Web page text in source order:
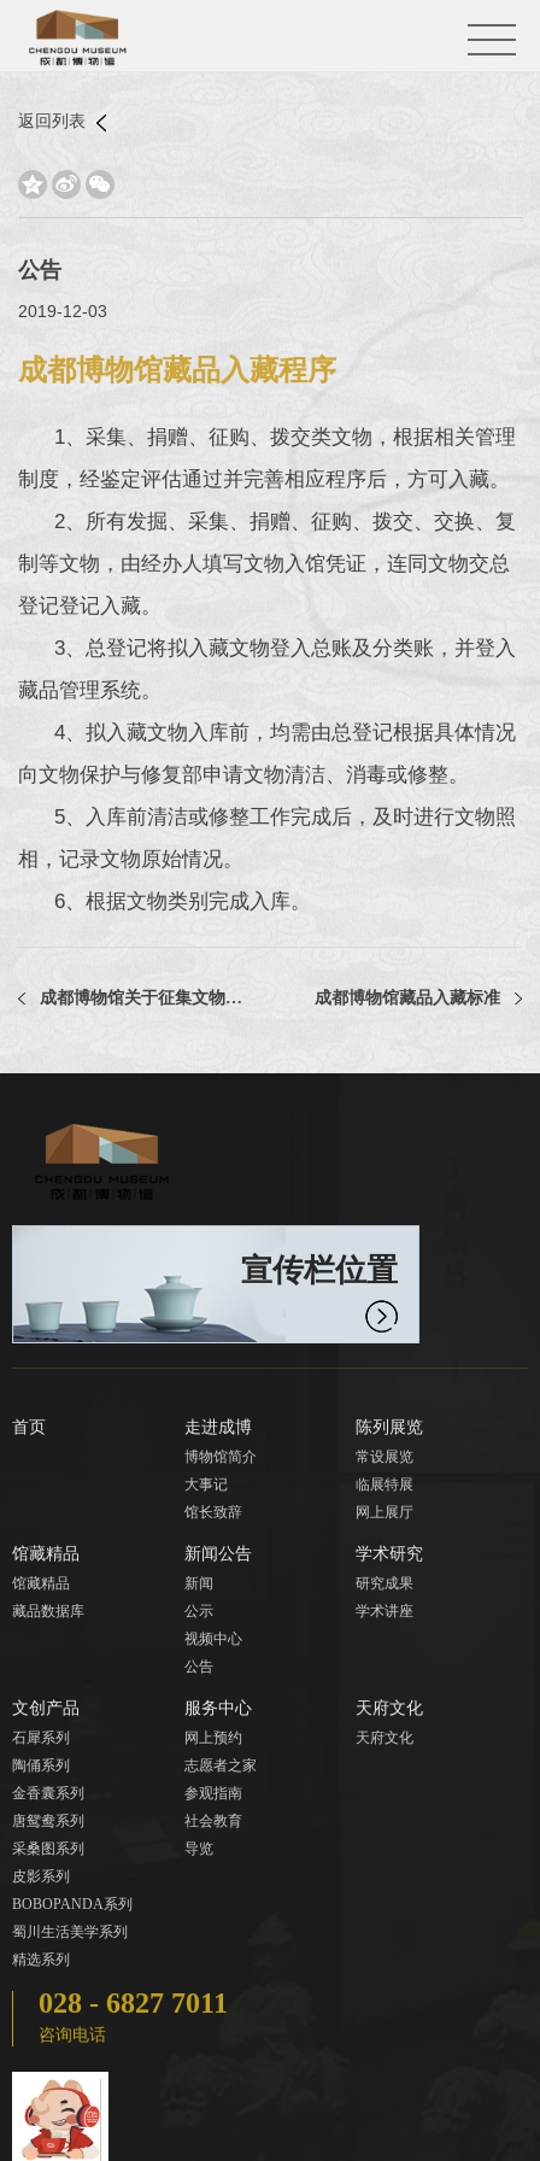
返回列表
  
公告
2019-12-03
成都博物馆藏品入藏程序
1、采集、捐赠、征购、拨交类文物，根据相关管理
制度，经鉴定评估通过并完善相应程序后，方可入藏。
2、所有发掘、采集、捐赠、征购、拨交、交换、复
制等文物，由经办人填写文物入馆凭证，连同文物交总
登记登记入藏。
3、总登记将拟入藏文物登入总账及分类账，并登入
藏品管理系统。
4、拟入藏文物入库前，均需由总登记根据具体情况
向文物保护与修复部申请文物清洁、消毒或修整。
5、入库前清洁或修整工作完成后，及时进行文物照
相，记录文物原始情况。
6、根据文物类别完成入库。
成都博物馆关于征集文物藏品的公告 成都博物馆藏品入藏标准
宣传栏位置
首页 走进成博
博物馆简介
大事记
馆长致辞
陈列展览
常设展览
临展特展
网上展厅
馆藏精品
馆藏精品
藏品数据库
新闻公告
新闻
公示
视频中心
公告
学术研究
研究成果
学术讲座
文创产品
石犀系列
陶俑系列
金香囊系列
唐鸳鸯系列
采桑图系列
皮影系列
BOBOPANDA系列
蜀川生活美学系列
精选系列
服务中心
网上预约
志愿者之家
参观指南
社会教育
导览
天府文化
天府文化
028 - 6827 7011
咨询电话